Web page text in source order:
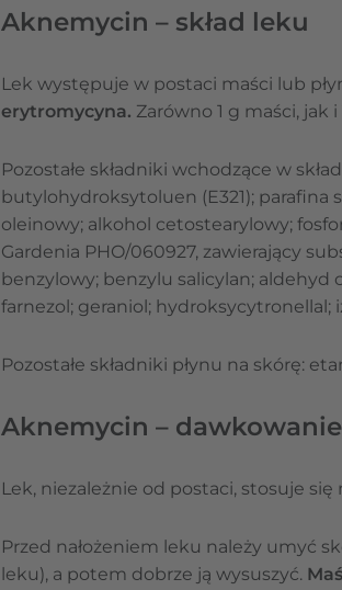
Aknemycin – skład leku
Lek występuje w postaci maści lub
erytromycyna. Zarówno 1 g maści, jak
Pozostałe składniki wchodzące w
butylohydroksytoluen (E321); parafina
oleinowy; alkohol cetostearylowy;
Gardenia PHO/060927, zawierający
benzylowy; benzylu salicylan;
farnezol; geraniol; hydroksycytronellal;
Pozostałe składniki płynu na skórę:
Aknemycin – dawkowanie
Lek, niezależnie od postaci, stosuje
Przed nałożeniem leku należy umyć
leku), a potem dobrze ją wysuszyć.